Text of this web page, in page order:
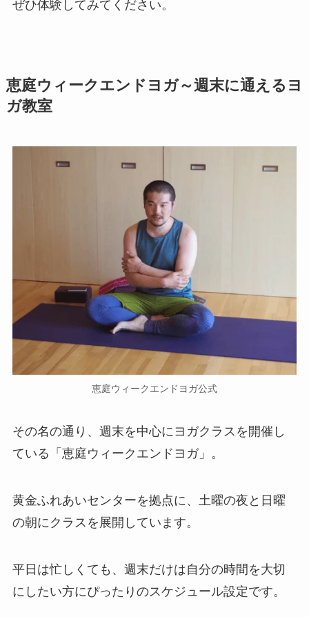
ぜひ体験してみてください。
恵庭ウィークエンドヨガ～週末に通えるヨ
ガ教室
恵庭ウィークエンドヨガ公式
その名の通り、週末を中心にヨガクラスを開催し
ている「恵庭ウィークエンドヨガ」。
黄金ふれあいセンターを拠点に、土曜の夜と日曜
の朝にクラスを展開しています。
平日は忙しくても、週末だけは自分の時間を大切
にしたい方にぴったりのスケジュール設定です。